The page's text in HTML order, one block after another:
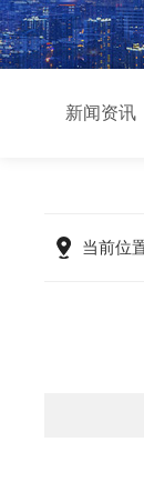
新闻资讯
当前位